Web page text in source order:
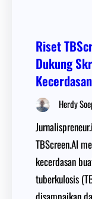
Riset
Dukung
Herdy
TBScreen.AI
kecerdasan
tuberkulosis